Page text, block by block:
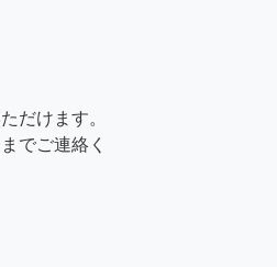
だけます。
でご連絡く